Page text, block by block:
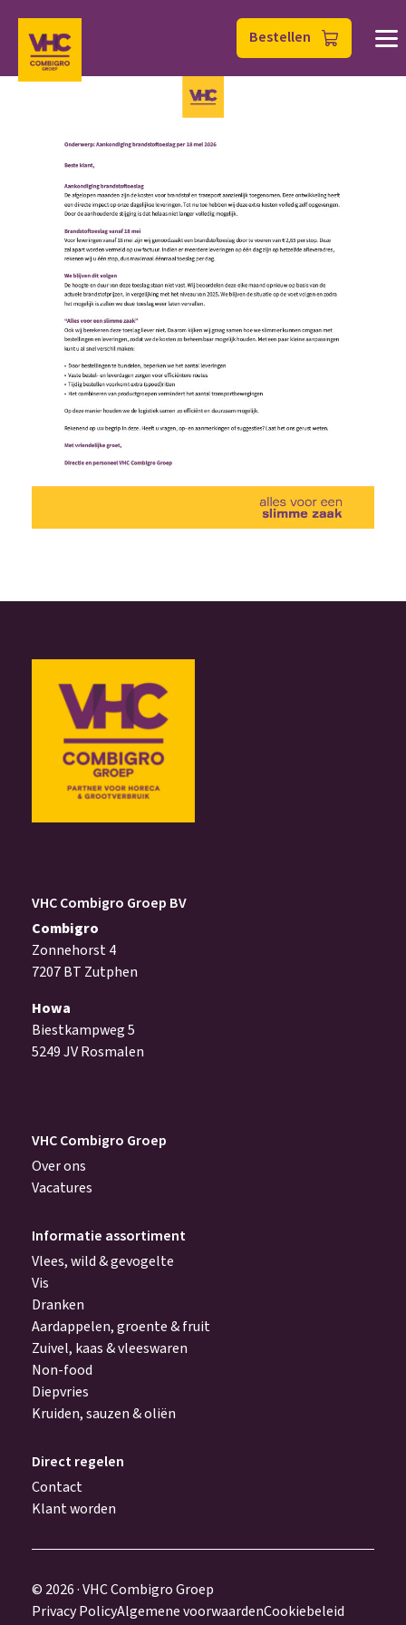
Bestellen
VHC Combigro Groep BV
Combigro
Zonnehorst 4
7207 BT Zutphen
Howa
Biestkampweg 5
5249 JV Rosmalen
VHC Combigro Groep
Over ons
Vacatures
Informatie assortiment
Vlees, wild & gevogelte
Vis
Dranken
Aardappelen, groente & fruit
Zuivel, kaas & vleeswaren
Non-food
Diepvries
Kruiden, sauzen & oliën
Direct regelen
Contact
Klant worden
© 2026 · VHC Combigro Groep
Privacy PolicyAlgemene voorwaardenCookiebeleid